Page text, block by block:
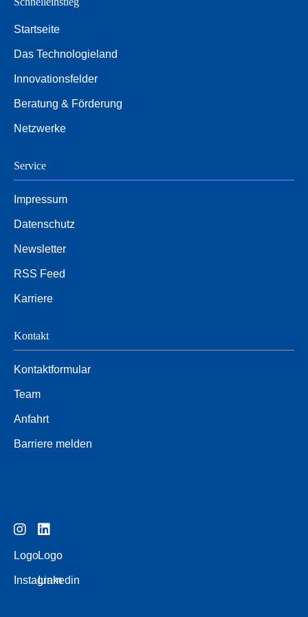
Startseite
Das Technologieland
Innovationsfelder
Beratung & Förderung
Netzwerke
Service
Impressum
Datenschutz
Newsletter
RSS Feed
Karriere
Kontakt
Kontaktformular
Team
Anfahrt
Barriere melden
Logo
Instagram
Logo
Linkedin